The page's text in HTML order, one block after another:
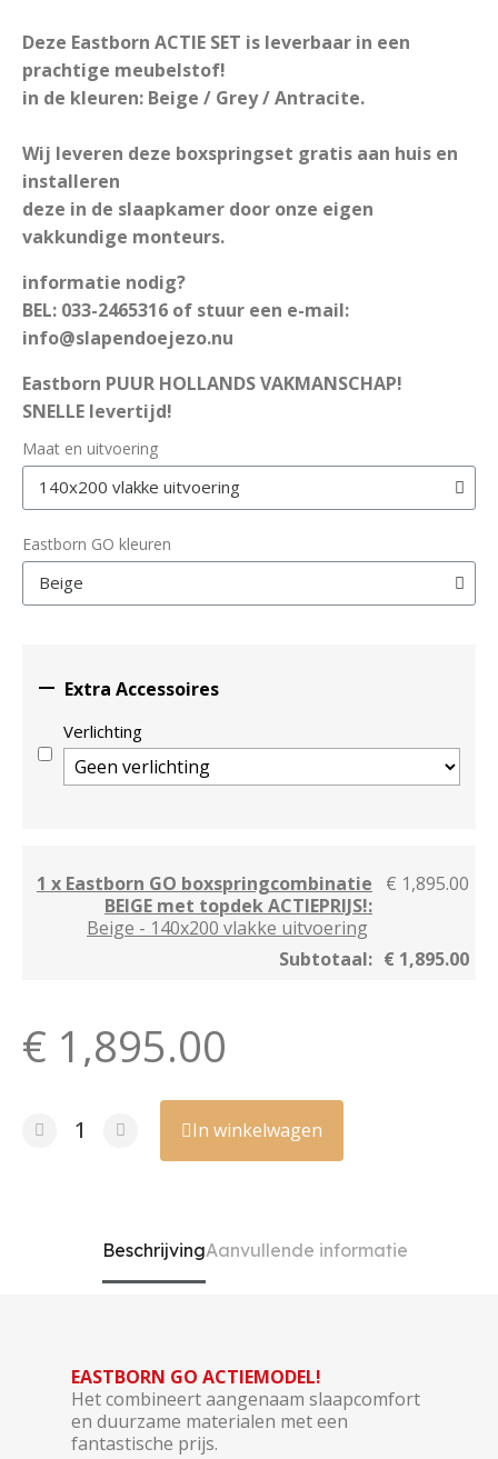
Deze Eastborn ACTIE SET is leverbaar in een
prachtige meubelstof!
in de kleuren: Beige / Grey / Antracite.
Wij leveren deze boxspringset gratis aan huis en
installeren
deze in de slaapkamer door onze eigen
vakkundige monteurs.
informatie nodig?
BEL: 033-2465316 of stuur een e-mail:
info@slapendoejezo.nu
Eastborn PUUR HOLLANDS VAKMANSCHAP!
SNELLE levertijd!
Maat en uitvoering
Eastborn GO kleuren
 Extra Accessoires
Verlichting
1 x Eastborn GO boxspringcombinatie
BEIGE met topdek ACTIEPRIJS!:
Beige - 140x200 vlakke uitvoering
€ 1,895.00
Subtotaal: € 1,895.00
€ 1,895.00
In winkelwagen
BeschrijvingAanvullende informatie
EASTBORN GO ACTIEMODEL!
Het combineert aangenaam slaapcomfort
en duurzame materialen met een
fantastische prijs.